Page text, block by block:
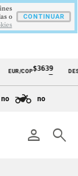
COP$3639
—
no no
person search
o
CONTINUAR